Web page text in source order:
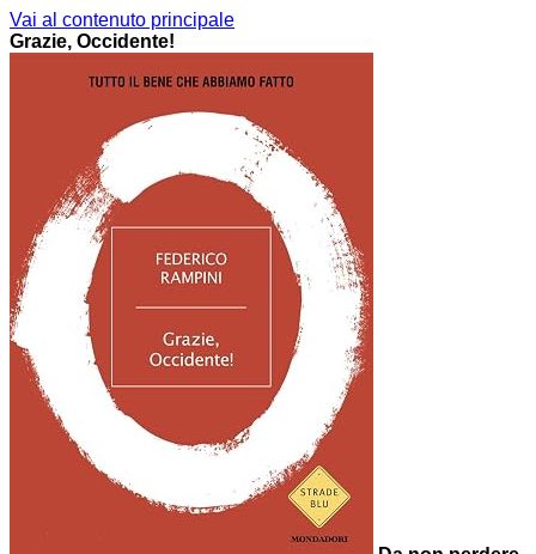
Vai al contenuto principale
Grazie, Occidente!